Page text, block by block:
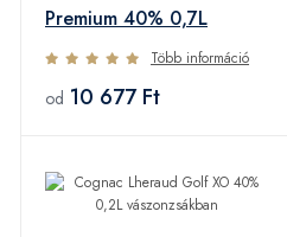
Premium 40% 0,7L
Több információ
od 10 677 Ft